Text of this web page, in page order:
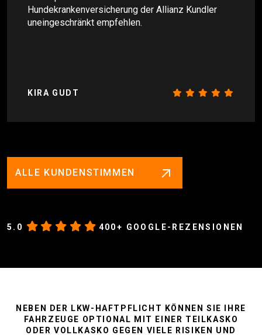
Hundekrankenversicherung der Allianz Kundler
uneingeschränkt empfehlen.
KIRA GUDT
ALLE KUNDENSTIMMEN
5.0 400+ GOOGLE-REZENSIONEN
NEBEN DER LKW-HAFTPFLICHT KÖNNEN SIE IHRE
FAHRZEUGE OPTIONAL MIT EINER TEILKASKO
ODER VOLLKASKO GEGEN VIELE RISIKEN UND